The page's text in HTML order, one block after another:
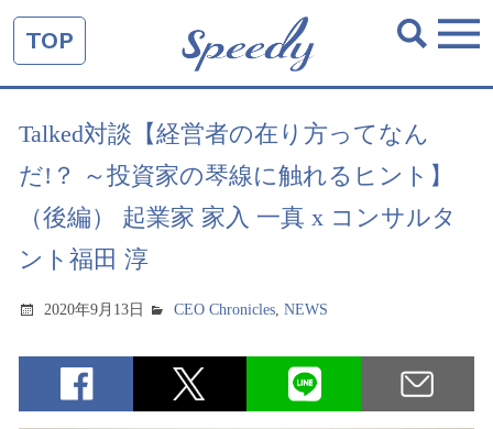
TOP
Talked対談【経営者の在り方ってなん
だ!？ ～投資家の琴線に触れるヒント】
（後編） 起業家 家入 一真 x コンサルタ
ント福田 淳
2020年9月13日 CEO Chronicles,NEWS